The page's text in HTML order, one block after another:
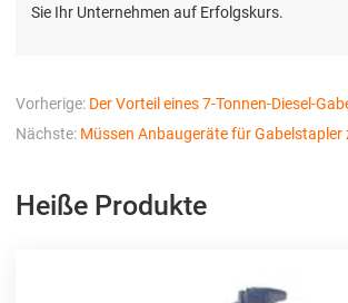
Sie Ihr Unternehmen auf Erfolgskurs.
Vorherige: Der Vorteil eines 7-Tonnen-Diesel-
Nächste: Müssen Anbaugeräte für Gabelstapler
Heiße Produkte